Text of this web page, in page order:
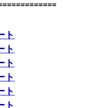
ト
ト
ト
ト
ト
ト